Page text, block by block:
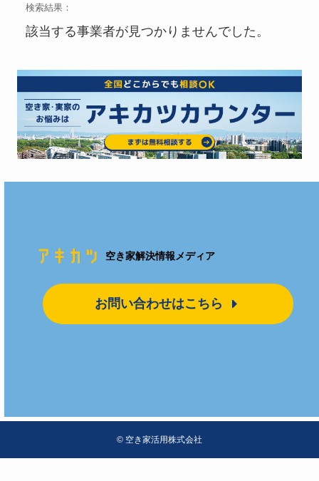
検索結果：
該当する事業者が見つかりませんでした。
空き家解決情報メディア
お問い合わせはこちら
© 空き家活用株式会社